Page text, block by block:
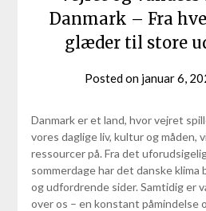
Danmark – Fra
glæder til store
Posted on januar 6,
Danmark er et land, hvor vejret
vores daglige liv, kultur og måden,
ressourcer på. Fra det
sommerdage har det danske klima
og udfordrende sider. Samtidig er
over os – en konstant påmindelse